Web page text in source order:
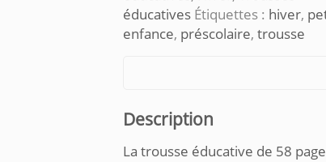
éducatives Étiquettes : hiver,
enfance, préscolaire, trousse
Description
La trousse éducative de 58